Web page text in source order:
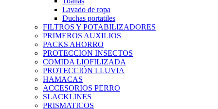
Lavado de ropa
Duchas portatiles
FILTROS Y POTABILIZADORES
PRIMEROS AUXILIOS
PACKS AHORRO
PROTECCION INSECTOS
COMIDA LIOFILIZADA
PROTECCIÓN LLUVIA
HAMACAS
ACCESORIOS PERRO
SLACKLINES
PRISMATICOS